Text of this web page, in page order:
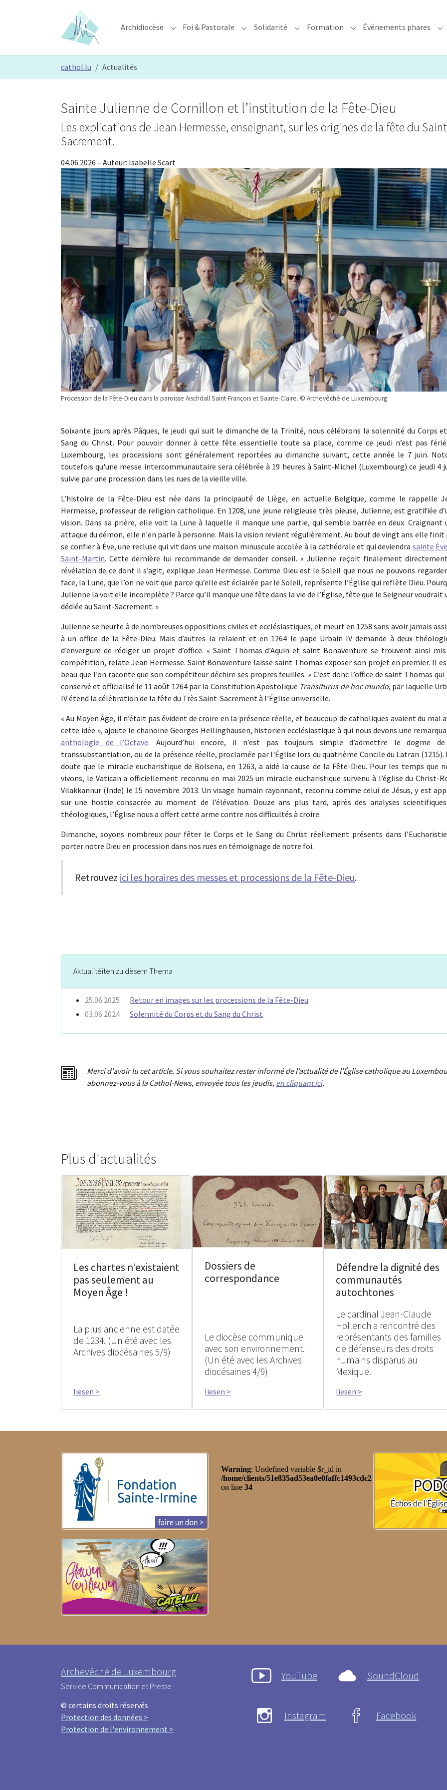
Archidiocèse Submenu for "Archidiocèse"
Foi & Pastorale Submenu for "Foi & Pastorale"
Solidarité Submenu for "Solidarité"
Formation Submenu for "Formation"
Événements phares
cathol.lu Actualités
Procession de la Fête-Dieu dans la paroisse Aischdall Saint-François et Sainte-Claire. © Archevêché de Luxembourg
Sainte Julienne de Cornillon et l’institution de la Fête-Dieu
Les explications de Jean Hermesse, enseignant, sur les origines de la fête du
Sacrement.
04.06.2026 – Auteur: Isabelle Scart
Soixante jours après Pâques, le jeudi qui suit le dimanche de la Trinité, nous célébrons la solennité du Corps
Sang du Christ. Pour pouvoir donner à cette fête essentielle toute sa place, comme ce jeudi n’est pas
Luxembourg, les processions sont généralement reportées au dimanche suivant, cette année le 7 juin.
toutefois qu'une messe intercommunautaire sera célébrée à 19 heures à Saint-Michel (Luxembourg) ce jeudi 4
suivie par une procession dans les rues de la vieille ville.
L’histoire de la Fête-Dieu est née dans la principauté de Liège, en actuelle Belgique, comme le rappelle
Hermesse, professeur de religion catholique. En 1208, une jeune religieuse très pieuse, Julienne, est gratifiée
vision. Dans sa prière, elle voit la Lune à laquelle il manque une partie, qui semble barrée en deux. Craignant
attaque du démon, elle n'en parle à personne. Mais la vision revient régulièrement. Au bout de vingt ans elle finit
se confier à Ève, une recluse qui vit dans une maison minuscule accolée à la cathédrale et qui deviendra sainte
Saint-Martin. Cette dernière lui recommande de demander conseil. « Julienne reçoit finalement
révélation de ce dont il s’agit, explique Jean Hermesse. Comme Dieu est le Soleil que nous ne pouvons
face, la Lune, que l’on ne voit que parce qu’elle est éclairée par le Soleil, représente l’Église qui reflète Dieu.
Julienne la voit elle incomplète ? Parce qu’il manque une fête dans la vie de l’Église, fête que le Seigneur voudrait
dédiée au Saint-Sacrement. »
Julienne se heurte à de nombreuses oppositions civiles et ecclésiastiques, et meurt en 1258 sans avoir jamais
à un office de la Fête-Dieu. Mais d’autres la relaient et en 1264 le pape Urbain IV demande à deux
d’envergure de rédiger un projet d’office. « Saint Thomas d’Aquin et saint Bonaventure se trouvent ainsi
compétition, relate Jean Hermesse. Saint Bonaventure laisse saint Thomas exposer son projet en premier. Il
beau que l’on raconte que son compétiteur déchire ses propres feuilles. » C’est donc l’office de saint Thomas
conservé et officialisé le 11 août 1264 par la Constitution Apostolique Transiturus de hoc mundo, par laquelle
IV étend la célébration de la fête du Très Saint-Sacrement à l’Église universelle.
« Au Moyen Âge, il n’était pas évident de croire en la présence réelle, et beaucoup de catholiques avaient du mal
cette idée », ajoute le chanoine Georges Hellinghausen, historien ecclésiastique à qui nous devons une
anthologie de l’Octave. Aujourd’hui encore, il n’est pas toujours simple d’admettre le dogme
transsubstantiation, ou de la présence réelle, proclamée par l'Église lors du quatrième Concile du Latran (1215).
doute que le miracle eucharistique de Bolsena, en 1263, a aidé la cause de la Fête-Dieu. Pour les temps que
vivons, le Vatican a officiellement reconnu en mai 2025 un miracle eucharistique survenu à l’église du Christ-
Vilakkannur (Inde) le 15 novembre 2013. Un visage humain rayonnant, reconnu comme celui de Jésus, y est
sur une hostie consacrée au moment de l’élévation. Douze ans plus tard, après des analyses
théologiques, l’Église nous a offert cette arme contre nos difficultés à croire.
Dimanche, soyons nombreux pour fêter le Corps et le Sang du Christ réellement présents dans
porter notre Dieu en procession dans nos rues en témoignage de notre foi.
Retrouvez ici les horaires des messes et processions de la Fête-Dieu.
Aktualitéiten zu dësem Thema
25.06.2025
Retour en images sur les processions de la Fête-Dieu
03.06.2024
Solennité du Corps et du Sang du Christ
Merci d'avoir lu cet article. Si vous souhaitez rester informé de l’actualité de l’Église catholique au
abonnez-vous à la Cathol-News, envoyée tous les jeudis, en cliquant ici.
Plus d'actualités
Les chartes n’existaient
pas seulement au
Moyen Âge !
La plus ancienne est datée
de 1234. (Un été avec les
Archives diocésaines 5/9)
liesen >
Dossiers de
correspondance
Le diocèse communique
avec son environnement.
(Un été avec les Archives
diocésaines 4/9)
liesen >
Défendre la dignité des
communautés
autochtones
Le cardinal Jean-Claude
Hollerich a rencontré des
représentants des familles
de défenseurs des droits
humains disparus au
Mexique.
liesen >
Archevêché de Luxembourg
Service Communication et Presse
© certains droits réservés
Protection des données >
Protection de l'environnement >
YouTube SoundCloud
Instagram Facebook